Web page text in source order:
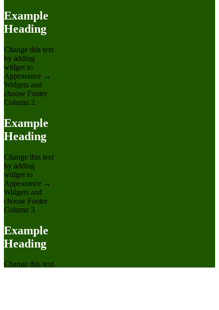
Example
Heading
Change this text
by adding
widget to
Appearance →
Widgets and
choose Footer
Column 2.
Example
Heading
Change this text
by adding
widget to
Appearance →
Widgets and
choose Footer
Column 3.
Example
Heading
Change this text